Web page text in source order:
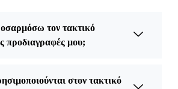
τον τακτικό
προδιαγραφές μου;
στον τακτικό